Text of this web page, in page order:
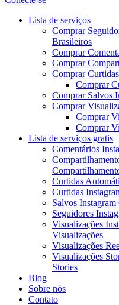
Menu
Lista de serviços
Comprar
Brasileiros
Comprar
Comprar
Comprar
Comprar
Comprar Salvos
Comprar
Comprar
Comprar
Lista de serviços gratis
Comentários
Curtidas
Curtidas
Salvos
Seguidores
Visualizações
Visualizações
Visualizações
Visualizações
Stories
Blog
Sobre nós
Contato